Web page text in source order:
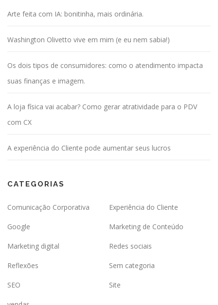
Arte feita com IA: bonitinha, mais ordinária.
Washington Olivetto vive em mim (e eu nem sabia!)
Os dois tipos de consumidores: como o atendimento impacta
suas finanças e imagem.
A loja física vai acabar? Como gerar atratividade para o PDV
com CX
A experiência do Cliente pode aumentar seus lucros
CATEGORIAS
Comunicação Corporativa Experiência do Cliente
Google Marketing de Conteúdo
Marketing digital Redes sociais
Reflexões Sem categoria
SEO Site